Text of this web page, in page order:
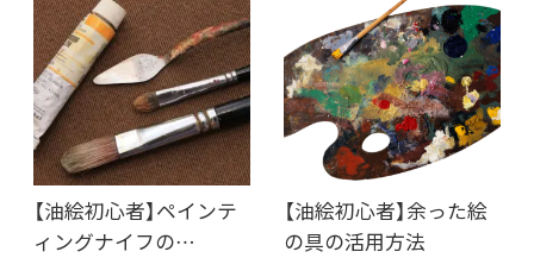
【油絵初心者】ペインテ
ィングナイフの…
【油絵初心者】余った絵
の具の活用方法